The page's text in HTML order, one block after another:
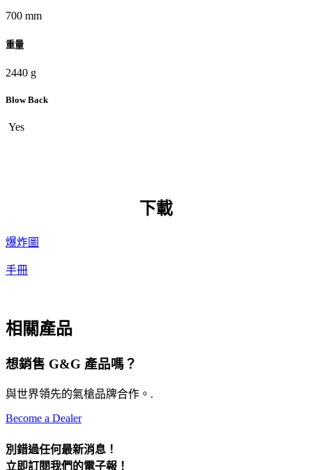
700 mm
重量
2440 g
Blow Back
Yes
下載
爆炸圖
手冊
相關產品
想銷售 G&G 產品嗎？
與世界領先的氣槍品牌合作。.
Become a Dealer
別錯過任何最新消息！
立即訂閱我們的電子報！